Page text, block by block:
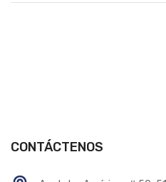
CONTÁCTENOS